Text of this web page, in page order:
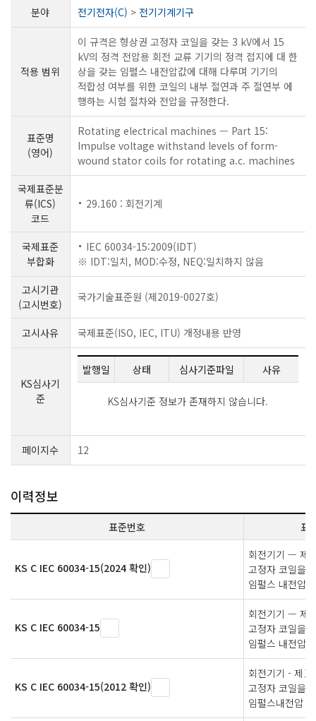
분야 전기전자(C) > 전기기계기구
적용 범위
이 규격은 형상권 고정자 코일을 갖는 3 kV에서 15
kV의 정격 전압용 회전 교류 기기의 정격 접지에 대 한
상을 갖는 임펄스 내전압값에 대해 다루며 기기의
적합성 여부를 위한 코일의 내부 절연과 주 절연부 에
행하는 시험 절차와 전압을 규정한다.
표준명
(영어)
Rotating electrical machines — Part 15:
Impulse voltage withstand levels of form-
wound stator coils for rotating a.c. machines
국제표준분
류(ICS)
코드
29.160 : 회전기계
국제표준
부합화
IEC 60034-15:2009(IDT)
※ IDT:일치, MOD:수정, NEQ:일치하지 않음
고시기관
(고시번호)
국가기술표준원 (제2019-0027호)
고시사유 국제표준(ISO, IEC, ITU) 개정내용 반영
KS심사기
준
발행일 상태 심사기준파일 사유
KS심사기준 정보가 존재하지 않습니다.
페이지수 12
이력정보
표준번호 표
KS C IEC 60034-15(2024 확인)
회전기기 — 제
고정자 코일을
임펄스 내전압
KS C IEC 60034-15
회전기기 — 제
고정자 코일을
임펄스 내전압
KS C IEC 60034-15(2012 확인)
회전기기 - 제
고정자 코일을
임펄스내전압